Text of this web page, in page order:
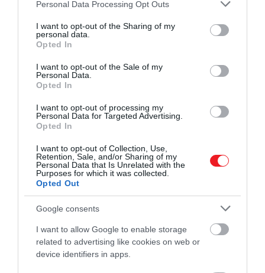
not limited to your visit or usage behaviour. You may click to
grant or deny consent to Google and its third-party tags to
use your data for below specified purposes in below Google
consent section.
Personal Data Processing Opt Outs
I want to opt-out of the Sharing of my
personal data.
Opted In
I want to opt-out of the Sale of my
Personal Data.
Opted In
I want to opt-out of processing my
Personal Data for Targeted Advertising.
Opted In
I want to opt-out of Collection, Use,
Retention, Sale, and/or Sharing of my
Personal Data that Is Unrelated with the
Purposes for which it was collected.
Opted Out
Google consents
I want to allow Google to enable storage
related to advertising like cookies on web or
device identifiers in apps.
A bürokrácia sok türelmet igényel
Aki ingatlant venne Olaszországban, vagy
készülnie a közjegyzők világára
rendszerben a közjegyző rendkívül fontos szereplő,
lehet, mint más országokban. Időpontot kell kérni,
sokszor hosszú várakozással, a dokumentumokat
kell fizetni.
Ingatlanvásárlásnál ez akár több ezer eurós
tétel is lehet.
Aki egyszerű, gyors ügyintézéshez szokott, annak ez